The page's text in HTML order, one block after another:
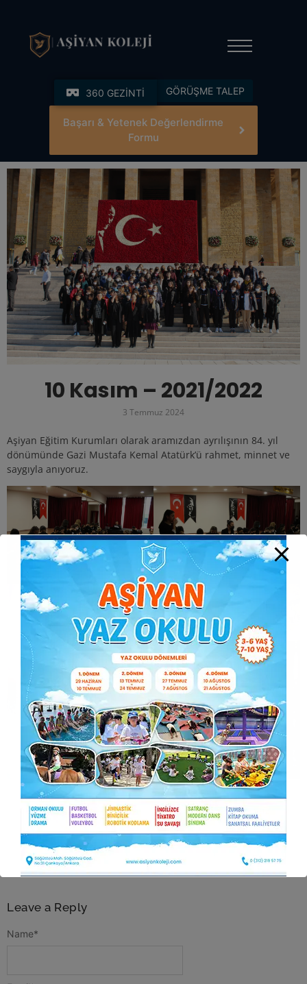
360 GEZİNTİ GÖRÜŞME TALEP
Başarı & Yetenek Değerlendirme
Formu
10 Kasım – 2021/2022
3 Temmuz 2024
Aşiyan Eğitim Kurumları olarak aramızdan ayrılışının 84. yıl
dönümünde Gazi Mustafa Kemal Atatürk’ü rahmet, minnet ve
saygıyla anıyoruz.
Önceki yazı Sonraki yazı
Leave a Reply
Name*